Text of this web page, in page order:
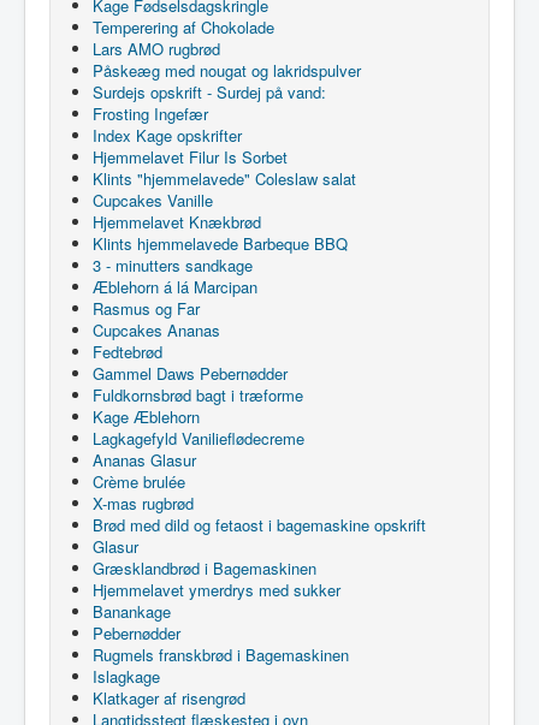
Kage Fødselsdagskringle
Temperering af Chokolade
Lars AMO rugbrød
Påskeæg med nougat og lakridspulver
Surdejs opskrift - Surdej på vand:
Frosting Ingefær
Index Kage opskrifter
Hjemmelavet Filur Is Sorbet
Klints "hjemmelavede" Coleslaw salat
Cupcakes Vanille
Hjemmelavet Knækbrød
Klints hjemmelavede Barbeque BBQ
3 - minutters sandkage
Æblehorn á lá Marcipan
Rasmus og Far
Cupcakes Ananas
Fedtebrød
Gammel Daws Pebernødder
Fuldkornsbrød bagt i træforme
Kage Æblehorn
Lagkagefyld Vanilieflødecreme
Ananas Glasur
Crème brulée
X-mas rugbrød
Brød med dild og fetaost i bagemaskine opskrift
Glasur
Græsklandbrød i Bagemaskinen
Hjemmelavet ymerdrys med sukker
Banankage
Pebernødder
Rugmels franskbrød i Bagemaskinen
Islagkage
Klatkager af risengrød
Langtidsstegt flæskesteg i ovn